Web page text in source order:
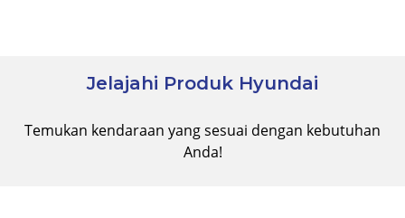
Jelajahi Produk Hyundai
Temukan kendaraan yang sesuai dengan kebutuhan
Anda!